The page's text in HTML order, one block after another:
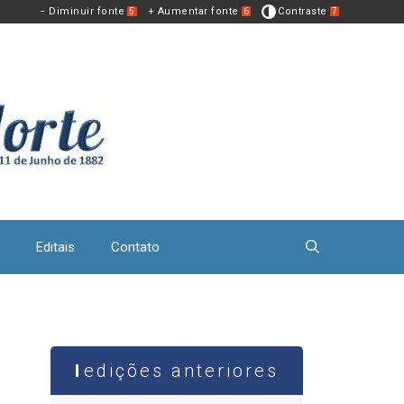
− Diminuir fonte 5 + Aumentar fonte 6 Contraste 7
Editais Contato
edições anteriores